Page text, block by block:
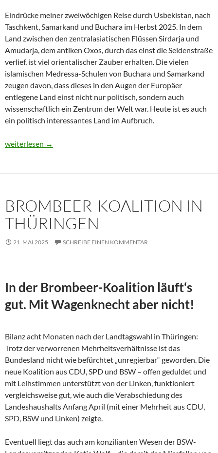
Eindrücke meiner zweiwöchigen Reise durch Usbekistan, nach
Taschkent, Samarkand und Buchara im Herbst 2025. In dem
Land zwischen den zentralasiatischen Flüssen Sirdarja und
Amudarja, dem antiken Oxos, durch das einst die Seidenstraße
verlief, ist viel orientalischer Zauber erhalten. Die vielen
islamischen Medressa-Schulen von Buchara und Samarkand
zeugen davon, dass dieses in den Augen der Europäer
entlegene Land einst nicht nur politisch, sondern auch
wissenschaftlich ein Zentrum der Welt war. Heute ist es auch
ein politisch interessantes Land im Aufbruch.
Usbekistan 2025: Unterwegs in einem Land im Aufbruch
weiterlesen →
BROMBEER-KOALITION IN
THÜRINGEN
21. MAI 2025 SCHREIBE EINEN KOMMENTAR
In der Brombeer-Koalition läuft‘s
gut. Mit Wagenknecht aber nicht!
Bilanz acht Monaten nach der Landtagswahl in Thüringen:
Trotz der verworrenen Mehrheitsverhältnisse ist das
Bundesland nicht wie befürchtet „unregierbar“ geworden. Die
neue Koalition aus CDU, SPD und BSW – offen geduldet und
mit Leihstimmen unterstützt von der Linken, funktioniert
vergleichsweise gut, wie auch die Verabschiedung des
Landeshaushalts Anfang April (mit einer Mehrheit aus CDU,
SPD, BSW und Linken) zeigte.
Eventuell liegt das auch am konzilianten Wesen der BSW-